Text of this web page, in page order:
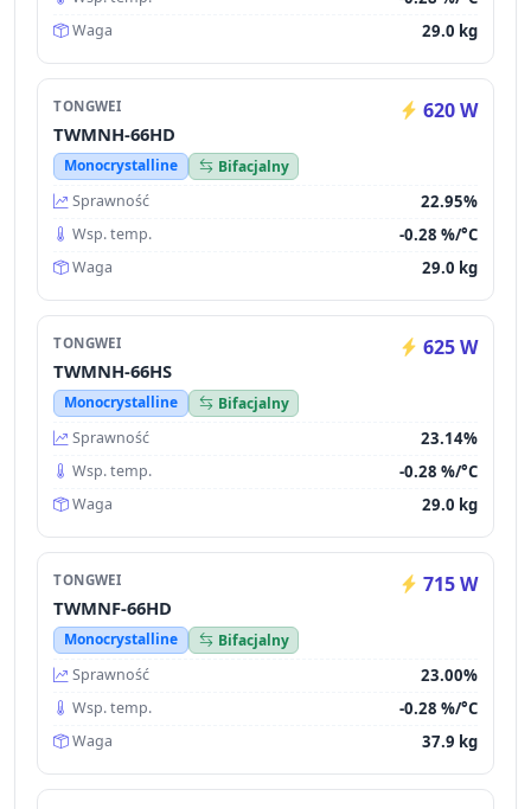
Waga 29.0 kg
TONGWEI 620 W
TWMNH-66HD
Monocrystalline
Bifacjalny
Sprawność
22.95%
Wsp. temp. -0.28 %/°C
Waga 29.0 kg
TONGWEI 625 W
TWMNH-66HS
Monocrystalline
Bifacjalny
Sprawność
23.14%
Wsp. temp. -0.28 %/°C
Waga 29.0 kg
TONGWEI 715 W
TWMNF-66HD
Monocrystalline
Bifacjalny
Sprawność
23.00%
Wsp. temp. -0.28 %/°C
Waga 37.9 kg